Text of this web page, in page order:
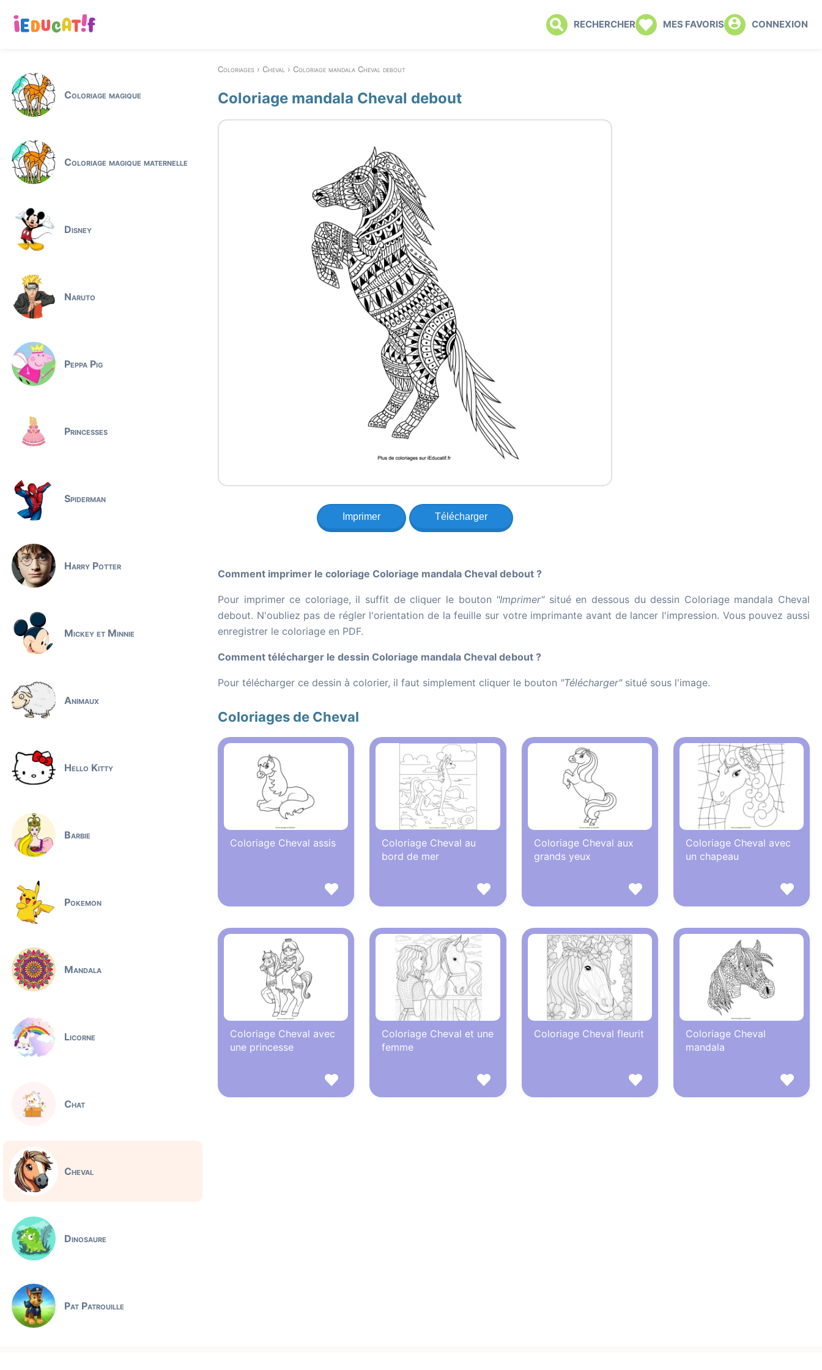
RECHERCHER MES FAVORIS CONNEXION
Coloriage magique
Coloriage magique maternelle
Disney
Naruto
Peppa Pig
Princesses
Spiderman
Harry Potter
Mickey et Minnie
Animaux
Hello Kitty
Barbie
Pokemon
Mandala
Licorne
Chat
Cheval
Dinosaure
Pat Patrouille
Coloriages Cheval Coloriage mandala Cheval debout
Coloriage mandala Cheval debout
Imprimer Télécharger
Comment imprimer le coloriage Coloriage mandala Cheval debout ?
Pour imprimer ce coloriage, il suffit de cliquer le bouton "Imprimer"situé en dessous du dessin Coloriage mandala Cheval
debout. N'oubliez pas de régler l'orientation de la feuille sur votre imprimante avant de lancer l'impression. Vous pouvez aussi
enregistrer le coloriage en PDF.
Comment télécharger le dessin Coloriage mandala Cheval debout ?
Pour télécharger ce dessin à colorier, il faut simplement cliquer le bouton "Télécharger"situé sous l'image.
Coloriages de Cheval
Coloriage Cheval assis
Coloriage Cheval au
bord de mer
Coloriage Cheval aux
grands yeux
Coloriage Cheval avec
un chapeau
Coloriage Cheval avec
une princesse
Coloriage Cheval et une
femme
Coloriage Cheval fleurit
Coloriage Cheval
mandala